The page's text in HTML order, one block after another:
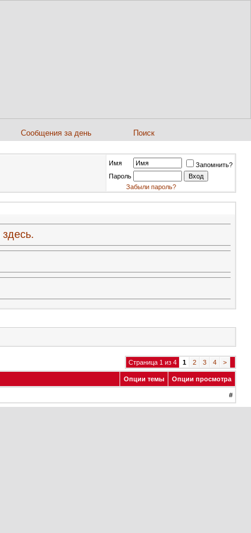
Сообщения за день Поиск
Имя
Запомнить?
Пароль
Забыли пароль?
здесь.
Страница 1 из 4 1 2 3 4 >
Опции темы Опции просмотра
#